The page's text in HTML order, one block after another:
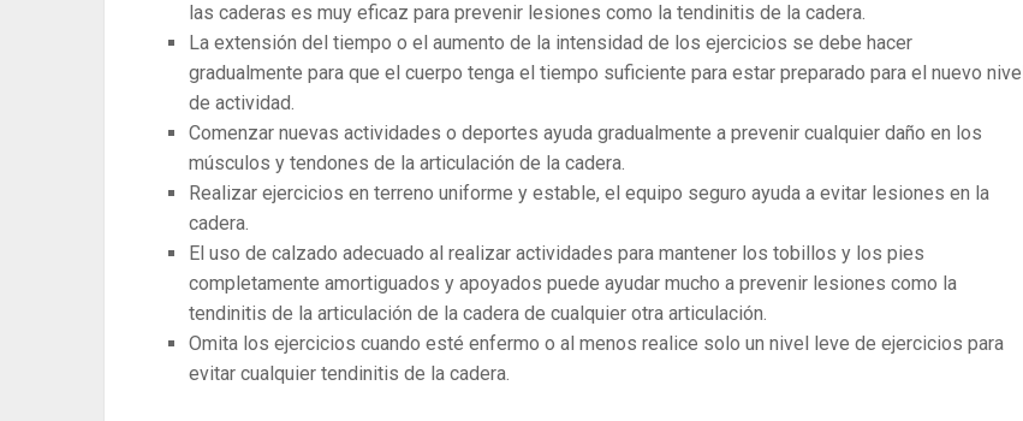
las caderas es muy eficaz para prevenir lesiones como la tendinitis de la cadera.
La extensión del tiempo o el aumento de la intensidad de los ejercicios se debe hacer
gradualmente para que el cuerpo tenga el tiempo suficiente para estar preparado para el nuevo nivel
de actividad.
Comenzar nuevas actividades o deportes ayuda gradualmente a prevenir cualquier daño en los
músculos y tendones de la articulación de la cadera.
Realizar ejercicios en terreno uniforme y estable, el equipo seguro ayuda a evitar lesiones en la
cadera.
El uso de calzado adecuado al realizar actividades para mantener los tobillos y los pies
completamente amortiguados y apoyados puede ayudar mucho a prevenir lesiones como la
tendinitis de la articulación de la cadera de cualquier otra articulación.
Omita los ejercicios cuando esté enfermo o al menos realice solo un nivel leve de ejercicios para
evitar cualquier tendinitis de la cadera.